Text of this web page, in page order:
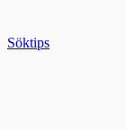
Söktips